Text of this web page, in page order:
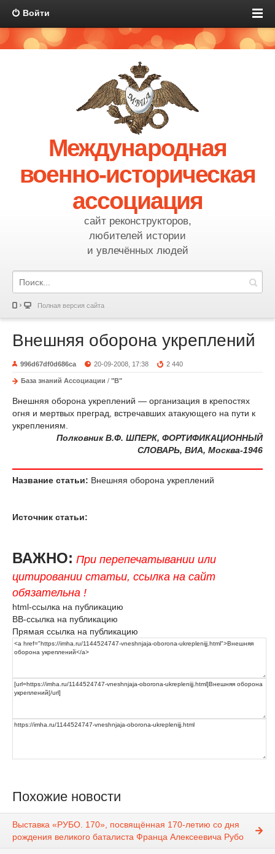
Войти
Международная
военно-историческая
ассоциация
сайт реконструкторов,
любителей истории
и увлечённых людей
Полная версия сайта
Внешняя оборона укреплений
996d67df0d686ca 20-09-2008, 17:38 2 440
База знаний Ассоциации / "В"
Внешняя оборона укреплений — организация в крепостях
огня и мертвых преград, встречавших атакующего на пути к
укреплениям.
Полковник В.Ф. ШПЕРК, ФОРТИФИКАЦИОННЫЙ
СЛОВАРЬ, ВИА, Москва-1946
Название статьи: Внешняя оборона укреплений
Источник статьи:
ВАЖНО: При перепечатывании или
цитировании статьи, ссылка на сайт
обязательна !
html-ссылка на публикацию
BB-ссылка на публикацию
Прямая ссылка на публикацию
Похожие новости
Выставка «РУБО. 170», посвящённая 170-летию со дня
рождения великого баталиста Франца Алексеевича Рубо